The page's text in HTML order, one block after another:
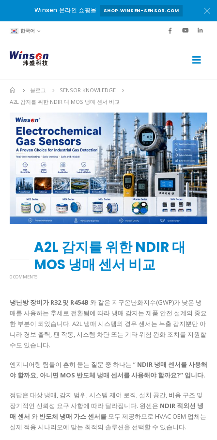
Winsen 온라인 쇼핑몰 SHOP.WINSEN-SENSOR.COM
한국어
블로그
SENSOR KNOWLEDGE
A2L 감지를 위한 NDIR 대 MOS 냉매 센서 비교
A2L 감지를 위한 NDIR 대
MOS 냉매 센서 비교
0 COMMENTS
냉난방 장비가 R32및 R454B 와 같은 지구온난화지수(GWP)가 낮은 냉
매를 사용하는 추세로 전환됨에 따라 냉매 감지는 제품 안전 설계의 중요
한 부분이 되었습니다. A2L 냉매 시스템의 경우 센서는 누출 감지뿐만 아
니라 경보 출력, 팬 작동, 시스템 차단 또는 기타 위험 완화 조치를 지원할
수도 있습니다.
엔지니어링 팀들이 흔히 묻는 질문 중 하나는 ” NDIR 냉매 센서를 사용해
야 할까요, 아니면 MOS 반도체 냉매 센서를 사용해야 할까요?” 입니다.
정답은 대상 냉매, 감지 범위, 시스템 제어 로직, 설치 공간, 비용 구조 및
장기적인 신뢰성 요구 사항에 따라 달라집니다. 윈센은 NDIR 적외선 냉
매 센서 와 반도체 냉매 가스 센서를 모두 제공하므로 HVAC OEM 업체는
실제 적용 시나리오에 맞는 최적의 솔루션을 선택할 수 있습니다.